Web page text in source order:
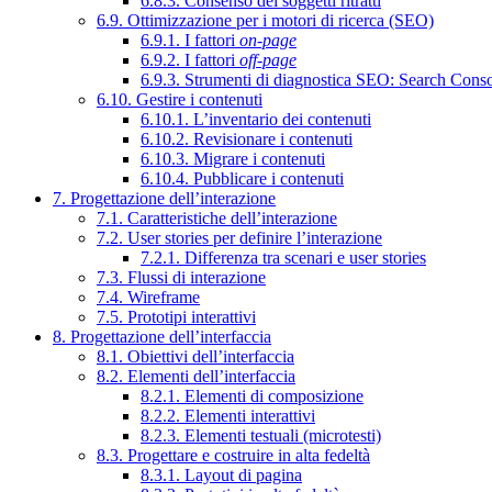
6.9. Ottimizzazione per i motori di ricerca (SEO)
6.9.1. I fattori on-page
6.9.2. I fattori off-page
6.9.3. Strumenti di diagnostica SEO: Search
6.10. Gestire i contenuti
6.10.1. L’inventario dei contenuti
6.10.2. Revisionare i contenuti
6.10.3. Migrare i contenuti
6.10.4. Pubblicare i contenuti
7. Progettazione dell’interazione
7.1. Caratteristiche dell’interazione
7.2. User stories per definire l’interazione
7.2.1. Differenza tra scenari e user stories
7.3. Flussi di interazione
7.4. Wireframe
7.5. Prototipi interattivi
8. Progettazione dell’interfaccia
8.1. Obiettivi dell’interfaccia
8.2. Elementi dell’interfaccia
8.2.1. Elementi di composizione
8.2.2. Elementi interattivi
8.2.3. Elementi testuali (microtesti)
8.3. Progettare e costruire in alta fedeltà
8.3.1. Layout di pagina